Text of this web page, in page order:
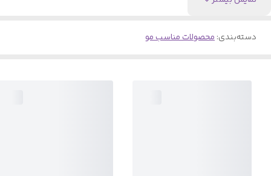
دسته‌بندی:محصولات مناسب مو